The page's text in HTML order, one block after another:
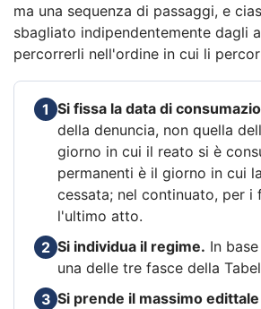
ma una sequenza di passaggi, e
sbagliato indipendentemente dagli
percorrerli nell'ordine in cui li
1 Si fissa la data di
della denuncia, non quella
giorno in cui il reato si è
permanenti è il giorno in cui
cessata; nel continuato, per i
l'ultimo atto.
2 Si individua il regime. In
una delle tre fasce della
3 Si prende il massimo edittale